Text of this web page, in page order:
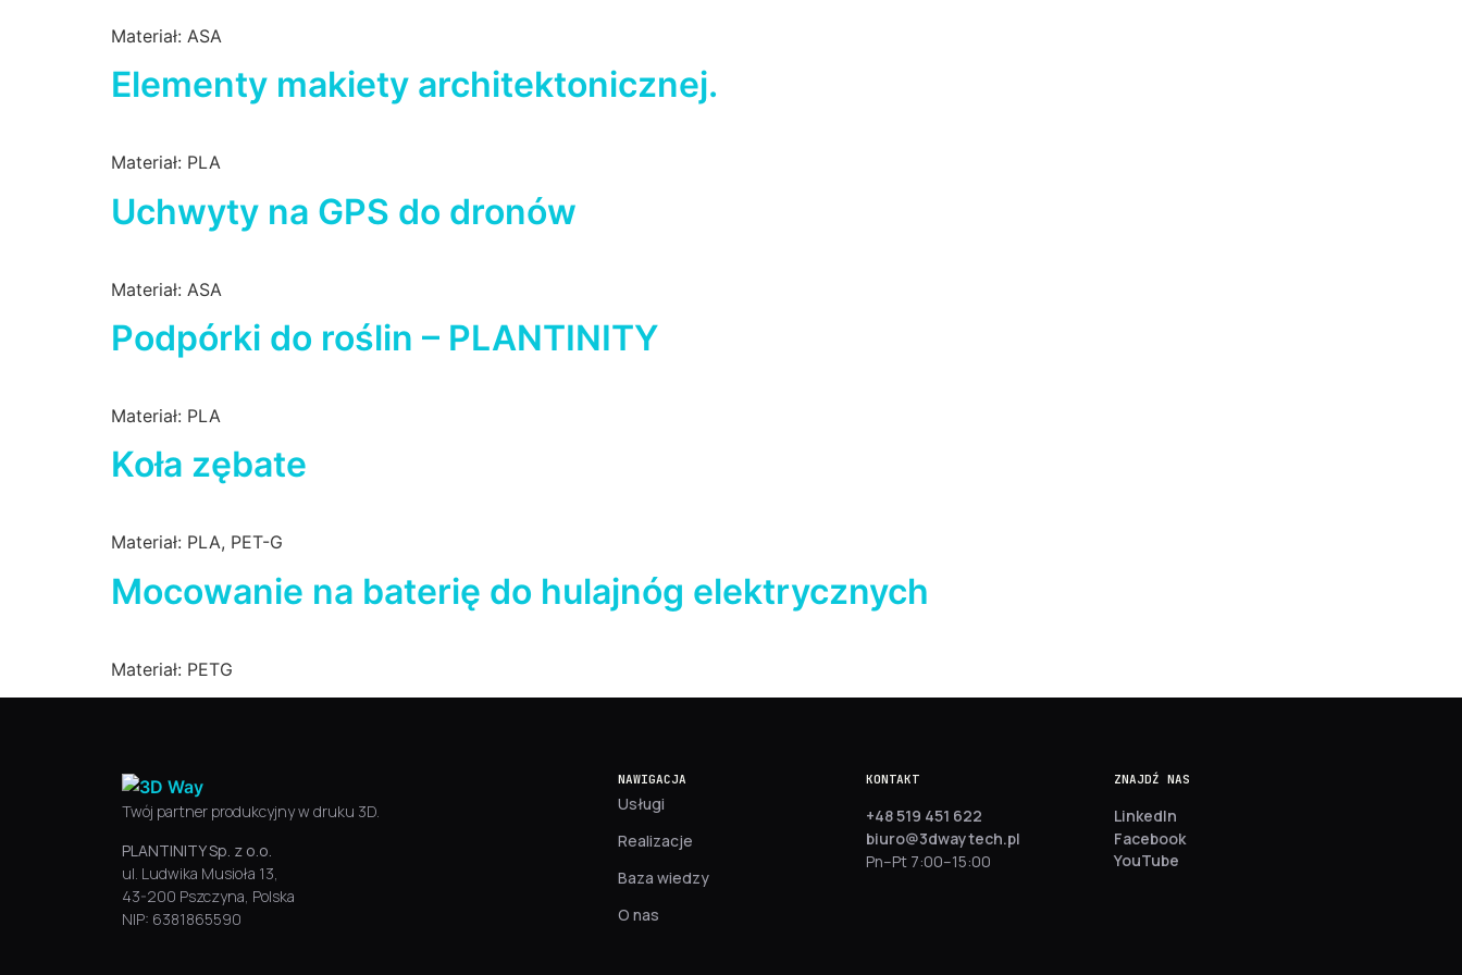
Materiał: ASA
Elementy makiety architektonicznej.
Materiał: PLA
Uchwyty na GPS do dronów
Materiał: ASA
Podpórki do roślin – PLANTINITY
Materiał: PLA
Koła zębate
Materiał: PLA, PET-G
Mocowanie na baterię do hulajnóg elektrycznych
Materiał: PETG
Twój partner produkcyjny w druku 3D.
PLANTINITY Sp. z o.o.
ul. Ludwika Musioła 13,
43-200 Pszczyna, Polska
NIP: 6381865590
NAWIGACJA
Usługi
Realizacje
Baza wiedzy
O nas
KONTAKT
+48 519 451 622
biuro@3dwaytech.pl
Pn–Pt 7:00–15:00
ZNAJDŹ NAS
LinkedIn
Facebook
YouTube